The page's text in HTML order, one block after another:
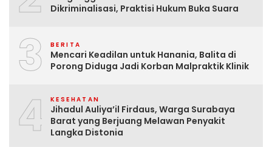
Dikriminalisasi, Praktisi Hukum Buka Suara
3 BERITA
Mencari Keadilan untuk Hanania, Balita di
Porong Diduga Jadi Korban Malpraktik Klinik
4 KESEHATAN
Jihadul Auliya’il Firdaus, Warga Surabaya
Barat yang Berjuang Melawan Penyakit
Langka Distonia